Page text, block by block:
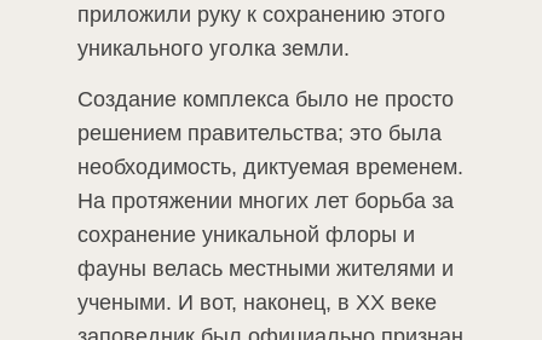
приложили руку к сохранению этого
уникального уголка земли.
Создание комплекса было не просто
решением правительства; это была
необходимость, диктуемая временем.
На протяжении многих лет борьба за
сохранение уникальной флоры и
фауны велась местными жителями и
учеными. И вот, наконец, в XX веке